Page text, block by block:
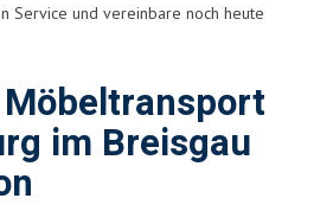
Service und vereinbare noch heute
im Breisgau